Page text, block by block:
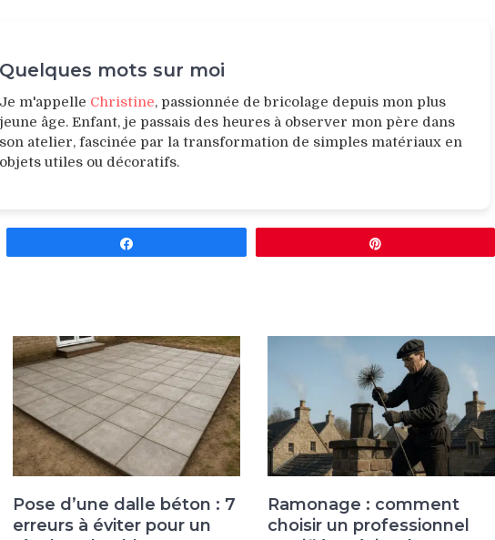
Quelques mots sur moi
Je m'appelle Christine, passionnée de bricolage depuis mon plus
jeune âge. Enfant, je passais des heures à observer mon père dans
son atelier, fascinée par la transformation de simples matériaux en
objets utiles ou décoratifs.
Pose d’une dalle béton : 7
erreurs à éviter pour un
Ramonage : comment
choisir un professionnel